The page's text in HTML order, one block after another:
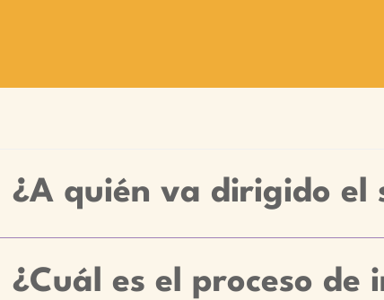
¿A quién va dirigido el
¿Cuál es el proceso de